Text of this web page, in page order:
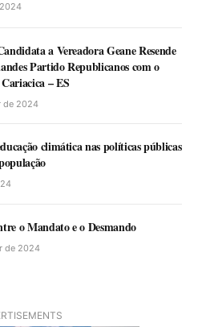
a Vereadora Geane Resende
Partido Republicanos com o
– ES
de 2024
climática nas políticas públicas
o Mandato e o Desmando
de 2024